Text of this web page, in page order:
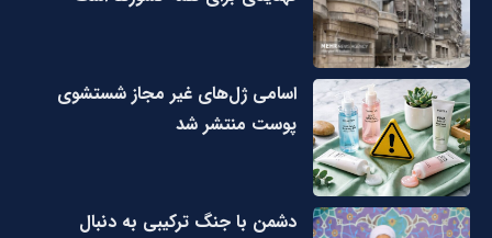
اسامی ژل‌های غیر مجاز شستشوی
پوست منتشر شد
دشمن با جنگ ترکیبی به دنبال